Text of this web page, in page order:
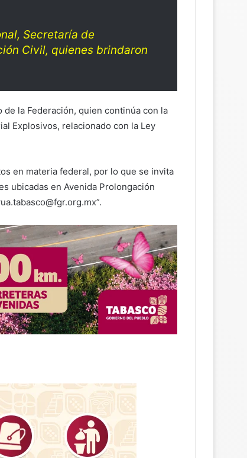
Secretaría de
Civil, quienes brindaron
la Federación, quien continúa con la
Explosivos, relacionado con la Ley
en materia federal, por lo que se invita
ubicadas en Avenida Prolongación